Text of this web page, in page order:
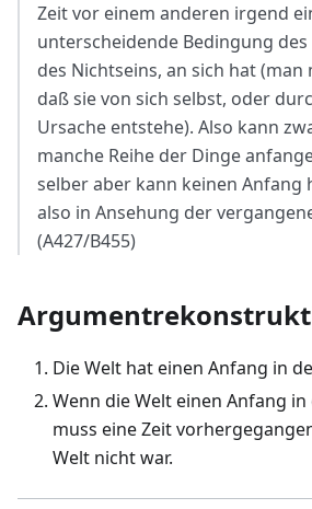
Zeit vor einem anderen irgend
unterscheidende Bedingung
des Nichtseins, an sich hat (man
daß sie von sich selbst, oder
Ursache entstehe). Also kann
manche Reihe der Dinge
selber aber kann keinen Anfang
also in Ansehung der
(A427/B455)
Die Welt hat einen Anfang in
Wenn die Welt einen Anfang
muss eine Zeit
Welt nicht war.